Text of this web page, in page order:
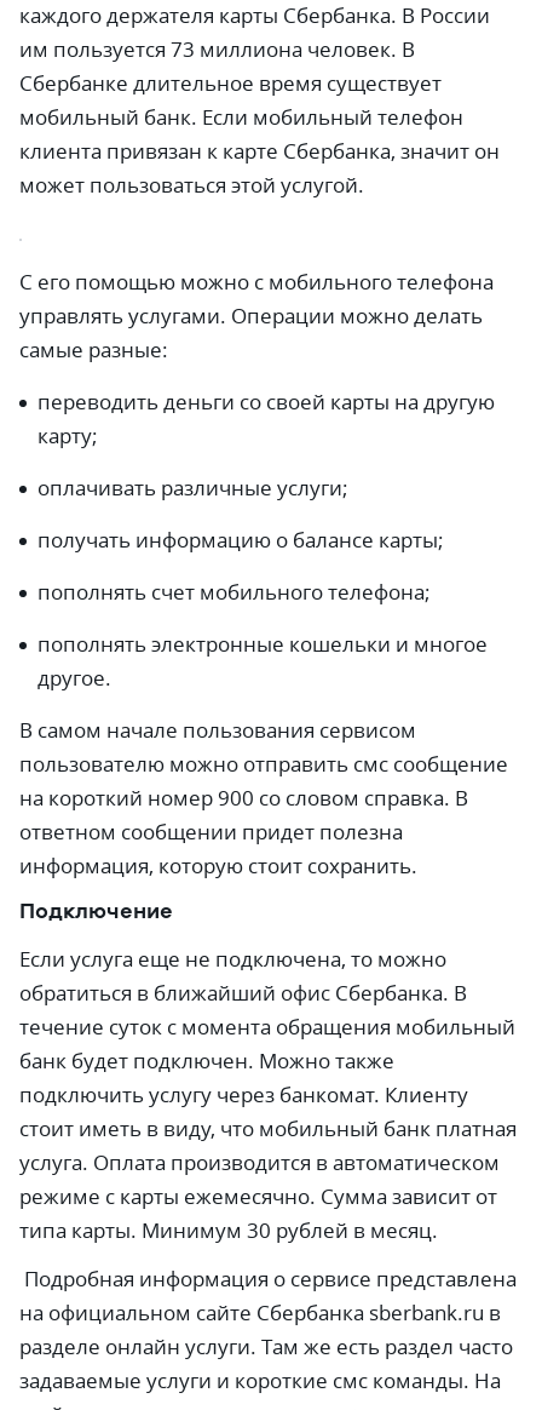
каждого держателя карты Сбербанка. В России
им пользуется 73 миллиона человек. В
Сбербанке длительное время существует
мобильный банк. Если мобильный телефон
клиента привязан к карте Сбербанка, значит он
может пользоваться этой услугой.
С его помощью можно с мобильного телефона
управлять услугами. Операции можно делать
самые разные:
переводить деньги со своей карты на другую
карту;
оплачивать различные услуги;
получать информацию о балансе карты;
пополнять счет мобильного телефона;
пополнять электронные кошельки и многое
другое.
В самом начале пользования сервисом
пользователю можно отправить смс сообщение
на короткий номер 900 со словом справка. В
ответном сообщении придет полезна
информация, которую стоит сохранить.
Подключение
Если услуга еще не подключена, то можно
обратиться в ближайший офис Сбербанка. В
течение суток с момента обращения мобильный
банк будет подключен. Можно также
подключить услугу через банкомат. Клиенту
стоит иметь в виду, что мобильный банк платная
услуга. Оплата производится в автоматическом
режиме с карты ежемесячно. Сумма зависит от
типа карты. Минимум 30 рублей в месяц.
Подробная информация о сервисе представлена
на официальном сайте Сбербанка sberbank.ru в
разделе онлайн услуги. Там же есть раздел часто
задаваемые услуги и короткие смс команды. На